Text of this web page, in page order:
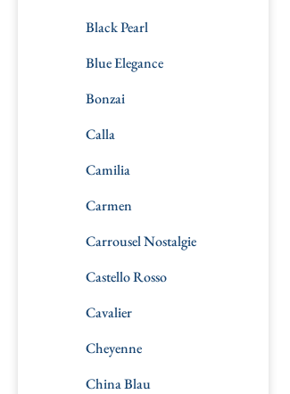
Black Pearl
Blue Elegance
Bonzai
Calla
Camilia
Carmen
Carrousel Nostalgie
Castello Rosso
Cavalier
Cheyenne
China Blau